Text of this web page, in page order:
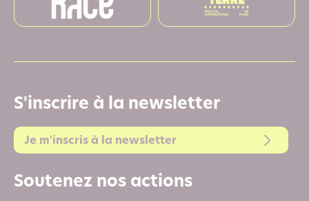
S'inscrire à la newsletter
Je m'inscris à la newsletter
Soutenez nos actions